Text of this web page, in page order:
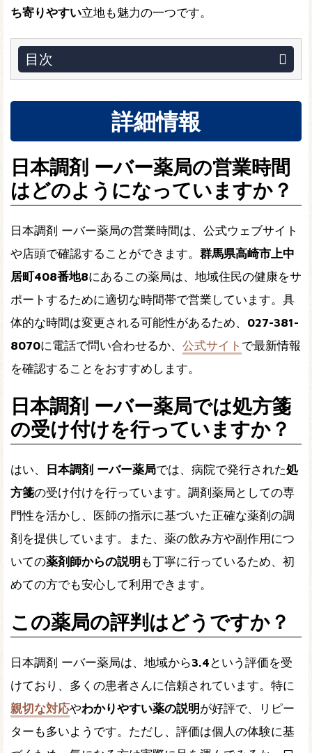
ち寄りやすい立地も魅力の一つです。
目次
詳細情報
日本調剤 ーバー薬局の営業時間
はどのようになっていますか？
日本調剤 ーバー薬局の営業時間は、公式ウェブサイト
や店頭で確認することができます。 群馬県高崎市上中
居町408番地8にあるこの薬局は、地域住民の健康をサ
ポートするために適切な時間帯で営業しています。具
体的な時間は変更される可能性があるため、 027-381-
8070に電話で問い合わせるか、 公式サイト で最新情報
を確認することをおすすめします。
日本調剤 ーバー薬局では処方箋
の受け付けを行っていますか？
はい、 日本調剤 ーバー薬局では、病院で発行された処
方箋の受け付けを行っています。調剤薬局としての専
門性を活かし、医師の指示に基づいた正確な薬剤の調
剤を提供しています。また、薬の飲み方や副作用につ
いての薬剤師からの説明 も丁寧に行っているため、初
めての方でも安心して利用できます。
この薬局の評判はどうですか？
日本調剤 ーバー薬局は、地域から3.4 という評価を受
けており、多くの患者さんに信頼されています。特に
親切な対応やわかりやすい薬の説明が好評で、リピー
ターも多いようです。ただし、評価は個人の体験に基